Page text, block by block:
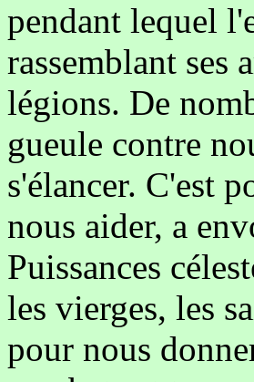
pendant lequel
rassemblant ses
légions. De
gueule contre
s'élancer. C'est
nous aider, a
Puissances
les vierges, les
pour nous